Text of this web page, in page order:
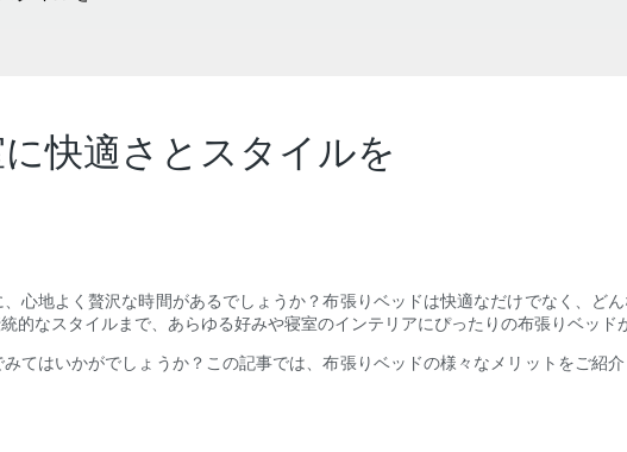
快適さとスタイルを
心地よく贅沢な時間があるでしょうか？布張りベッドは快適なだけでなく、ど
なスタイルまで、あらゆる好みや寝室のインテリアにぴったりの布張りベッド
てはいかがでしょうか？この記事では、布張りベッドの様々なメリットをご紹